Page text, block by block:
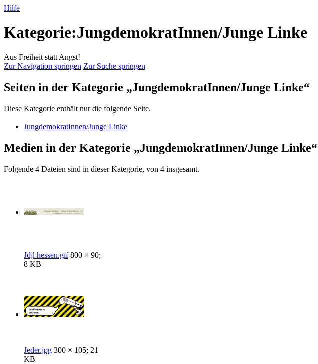
Hilfe
Kategorie:JungdemokratInnen/Junge Linke
Aus Freiheit statt Angst!
Zur Navigation springen Zur Suche springen
Seiten in der Kategorie „JungdemokratInnen/Junge Linke“
Diese Kategorie enthält nur die folgende Seite.
JungdemokratInnen/Junge Linke
Medien in der Kategorie „JungdemokratInnen/Junge Linke“
Folgende 4 Dateien sind in dieser Kategorie, von 4 insgesamt.
Jdjl hessen.gif800 × 90;
8 KB
Jeder.jpg 300 × 105; 21
KB